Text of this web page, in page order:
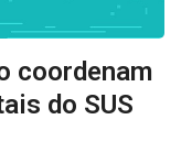
coordenam
do SUS